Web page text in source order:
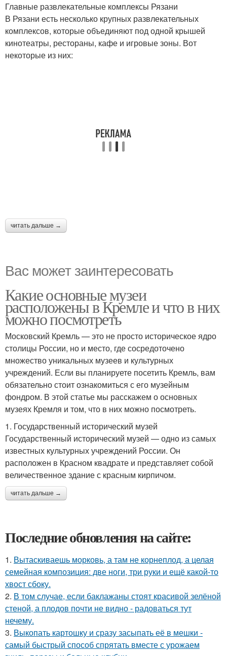
Главные развлекательные комплексы Рязани
В Рязани есть несколько крупных развлекательных
комплексов, которые объединяют под одной крышей
кинотеатры, рестораны, кафе и игровые зоны. Вот
некоторые из них:
читать дальше →
Вас может заинтересовать
Какие основные музеи
расположены в Кремле и что в них
можно посмотреть
Московский Кремль — это не просто историческое ядро
столицы России, но и место, где сосредоточено
множество уникальных музеев и культурных
учреждений. Если вы планируете посетить Кремль, вам
обязательно стоит ознакомиться с его музейным
фондром. В этой статье мы расскажем о основных
музеях Кремля и том, что в них можно посмотреть.
1. Государственный исторический музей
Государственный исторический музей — одно из самых
известных культурных учреждений России. Он
расположен в Красном квадрате и представляет собой
величественное здание с красным кирпичом.
читать дальше →
Последние обновления на сайте:
1. Вытаскиваешь морковь, а там не корнеплод, а целая
семейная композиция: две ноги, три руки и ещё какой-то
хвост сбоку.
2. В том случае, если баклажаны стоят красивой зелёной
стеной, а плодов почти не видно - радоваться тут
нечему.
3. Выкопать картошку и сразу засыпать её в мешки -
самый быстрый способ спрятать вместе с урожаем